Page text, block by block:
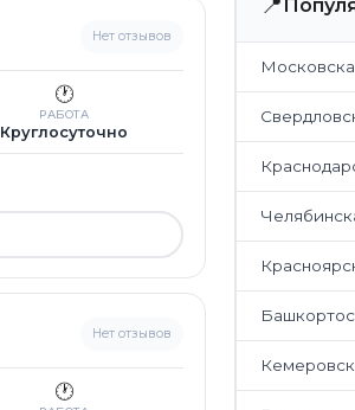
Нет отзывов
🕐
РАБОТА
Круглосуточно
Нет отзывов
🕐